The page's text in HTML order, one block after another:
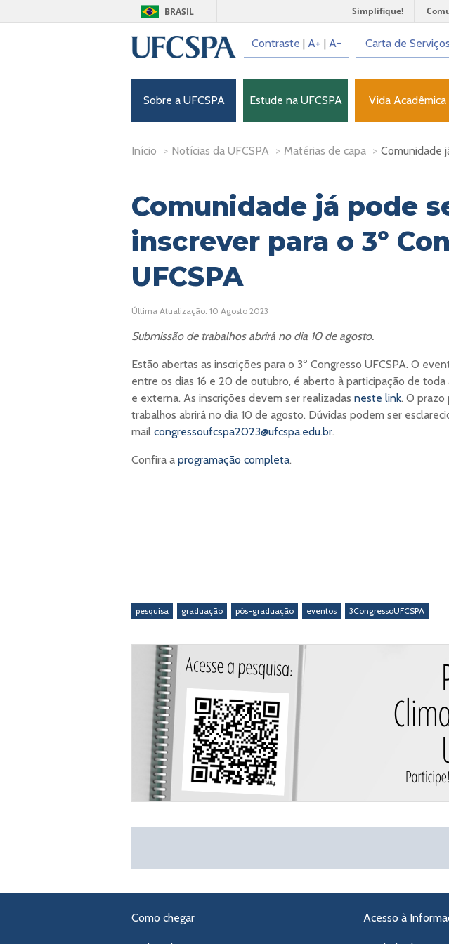
BRASIL Simplifique!
Contraste | A+ | A- Carta de Serviços
Sobre a UFCSPA Estude na UFCSPA Vida Acadêmica
Início > Notícias da UFCSPA > Matérias de capa > Comunidade
Comunidade já pode
inscrever para o 3º
UFCSPA
Última Atualização: 10 Agosto 2023
Submissão de trabalhos abrirá no dia 10 de agosto.
Estão abertas as inscrições para o 3º Congresso UFCSPA. O
entre os dias 16 e 20 de outubro, é aberto à participação de
e externa. As inscrições devem ser realizadas neste link. O prazo
trabalhos abrirá no dia 10 de agosto. Dúvidas podem ser
mail congressoufcspa2023@ufcspa.edu.br.
Confira a programação completa.
pesquisa graduação pós-graduação eventos 3CongressoUFCSPA
Como chegar Acesso à